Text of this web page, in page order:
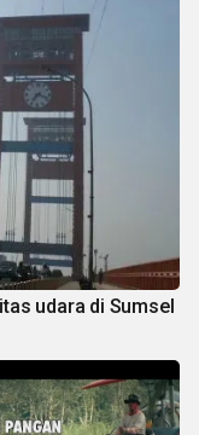
udara di Sumsel